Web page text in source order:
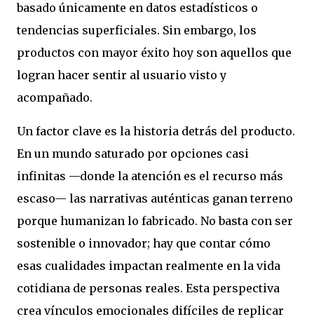
basado únicamente en datos estadísticos o
tendencias superficiales. Sin embargo, los
productos con mayor éxito hoy son aquellos que
logran hacer sentir al usuario visto y
acompañado.
Un factor clave es la historia detrás del producto.
En un mundo saturado por opciones casi
infinitas —donde la atención es el recurso más
escaso— las narrativas auténticas ganan terreno
porque humanizan lo fabricado. No basta con ser
sostenible o innovador; hay que contar cómo
esas cualidades impactan realmente en la vida
cotidiana de personas reales. Esta perspectiva
crea vínculos emocionales difíciles de replicar